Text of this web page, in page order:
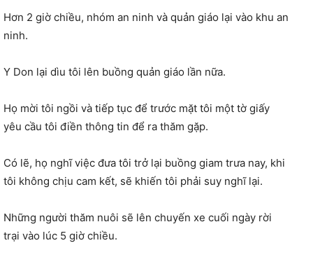
Hơn 2 giờ chiều, nhóm an ninh và quản giáo lại vào khu an
ninh.
Y Don lại dìu tôi lên buồng quản giáo lần nữa.
Họ mời tôi ngồi và tiếp tục để trước mặt tôi một tờ giấy
yêu cầu tôi điền thông tin để ra thăm gặp.
Có lẽ, họ nghĩ việc đưa tôi trở lại buồng giam trưa nay, khi
tôi không chịu cam kết, sẽ khiến tôi phải suy nghĩ lại.
Những người thăm nuôi sẽ lên chuyến xe cuối ngày rời
trại vào lúc 5 giờ chiều.